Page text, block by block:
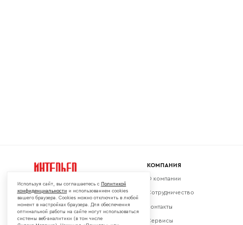
Мы в социальных сетях:
КОМПАНИЯ
О компании
Сотрудничество
Контакты
Сервисы
Используя сайт, вы соглашаетесь с Политикой
конфиденциальности и использованием cookies
вашего браузера. Cookies можно отключить в любой
момент в настройках браузера. Для обеспечения
оптимальной работы на сайте могут использоваться
системы веб-аналитики (в том числе